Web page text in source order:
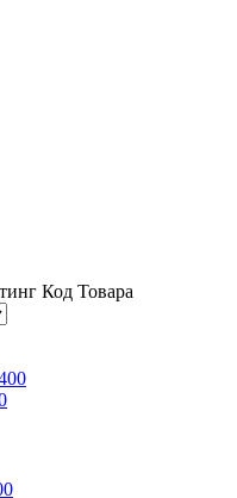
Код Товара